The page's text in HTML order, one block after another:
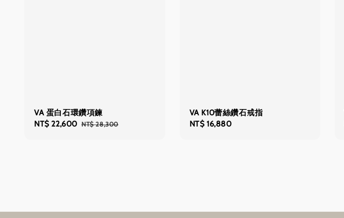
VA 蛋白石環鑽項鍊
Sale
NT$ 22,600 Regular
NT$ 28,300
VA K10蕾絲鑽石戒指
Regular
NT$ 16,880